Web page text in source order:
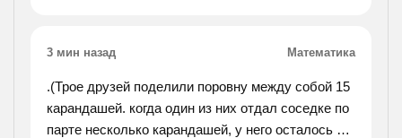
3 мин назад Математика
.(Трое друзей поделили поровну между собой 15
карандашей. когда один из них отдал соседке по
парте несколько карандашей, у него осталось 3